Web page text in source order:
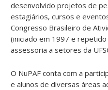
desenvolvido projetos de
estagiários, cursos e
Congresso Brasileiro de
(iniciado em 1997 e repetido
assessoria a setores da
O NuPAF conta com a
e alunos de diversas áreas